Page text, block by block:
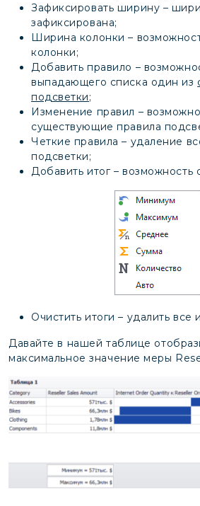
Зафиксировать ширину –
зафиксирована;
Ширина колонки –
колонки;
Добавить правило –
выпадающего списка один из
подсветки;
Изменение правил –
существующие правила
Четкие правила – удаление
подсветки;
Добавить итог – возможность
Очистить итоги – удалить все
Давайте в нашей таблице
максимальное значение меры